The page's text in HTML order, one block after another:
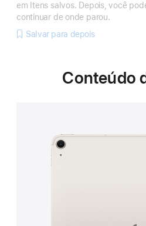
em Itens salvos. Depois, você
continuar de onde parou.
Salvar para depois
Conteúdo